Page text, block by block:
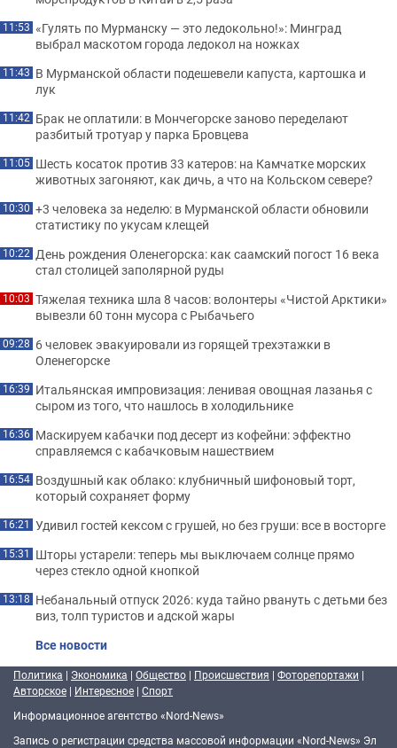
11:53 «Гулять по Мурманску — это ледокольно!»: Минград
выбрал маскотом города ледокол на ножках
11:43 В Мурманской области подешевели капуста, картошка и
лук
11:42 Брак не оплатили: в Мончегорске заново переделают
разбитый тротуар у парка Бровцева
11:05 Шесть косаток против 33 катеров: на Камчатке морских
животных загоняют, как дичь, а что на Кольском севере?
10:30 +3 человека за неделю: в Мурманской области обновили
статистику по укусам клещей
10:22 День рождения Оленегорска: как саамский погост 16 века
стал столицей заполярной руды
10:03 Тяжелая техника шла 8 часов: волонтеры «Чистой Арктики»
вывезли 60 тонн мусора с Рыбачьего
09:28 6 человек эвакуировали из горящей трехэтажки в
Оленегорске
16:39 Итальянская импровизация: ленивая овощная лазанья с
сыром из того, что нашлось в холодильнике
16:36 Маскируем кабачки под десерт из кофейни: эффектно
справляемся с кабачковым нашествием
16:54 Воздушный как облако: клубничный шифоновый торт,
который сохраняет форму
16:21 Удивил гостей кексом с грушей, но без груши: все в восторге
15:31 Шторы устарели: теперь мы выключаем солнце прямо
через стекло одной кнопкой
13:18 Небанальный отпуск 2026: куда тайно рвануть с детьми без
виз, толп туристов и адской жары
Все новости
Политика | Экономика | Общество | Происшествия | Фоторепортажи |
Авторское | Интересное | Спорт
Информационное агентство «Nord-News»
Запись о регистрации средства массовой информации «Nord-News» Эл